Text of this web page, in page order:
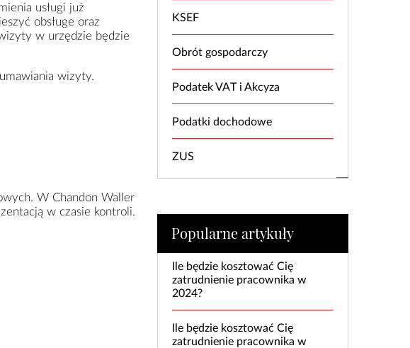
KSEF
Obrót gospodarczy
Podatek VAT i Akcyza
Podatki dochodowe
ZUS
Popularne artykuły
Ile będzie kosztować Cię
zatrudnienie pracownika w
2024?
Ile będzie kosztować Cię
zatrudnienie pracownika w
usługi już
obsługe oraz
w urzędzie będzie
wizyty.
W Chandon Waller
w czasie kontroli.